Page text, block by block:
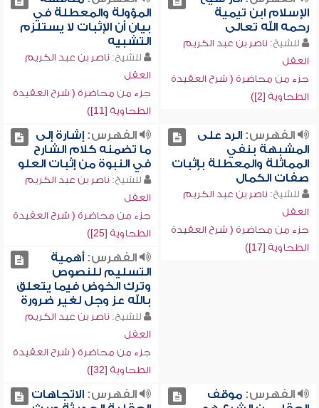
الإسلام ابن تيمية
رحمه الله تعالى
للشيخ: ناصر بن عبد الكريم
العقل
جزء من محاضرة ( شرح العقيدة
الطحاوية [2])
المؤولة والمعطلة في
بيان أن الإثبات لا يستلزم
التشبيه
للشيخ: ناصر بن عبد الكريم
العقل
جزء من محاضرة ( شرح العقيدة
الطحاوية [11])
الفهرس:الرد على
المشبهة بنفي
المماثلة والمعطلة بإثبات
صفات الكمال
للشيخ: ناصر بن عبد الكريم
العقل
جزء من محاضرة ( شرح العقيدة
الطحاوية [17])
الفهرس:إشارة إلى
ما تضمنه كلام الشارح
في النبوة من إثبات العلو
للشيخ: ناصر بن عبد الكريم
العقل
جزء من محاضرة ( شرح العقيدة
الطحاوية [25])
الفهرس:أهمية
التسليم للنصوص
وترك الخوض فيما يتعلق
بالله عز وجل لغير ضرورة
للشيخ: ناصر بن عبد الكريم
العقل
جزء من محاضرة ( شرح العقيدة
الطحاوية [32])
الفهرس:موقف
الفهرس:الاتجاهات